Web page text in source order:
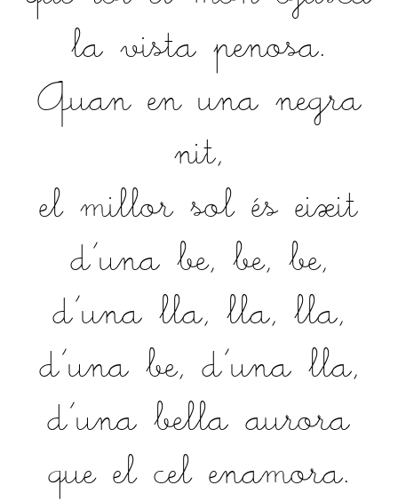
la vista penosa.
Quan en una negra
nit,
el millor sol és eixit
d'una be, be, be,
d'una lla, lla, lla,
d'una be, d'una lla,
d'una bella aurora
que el cel enamora.